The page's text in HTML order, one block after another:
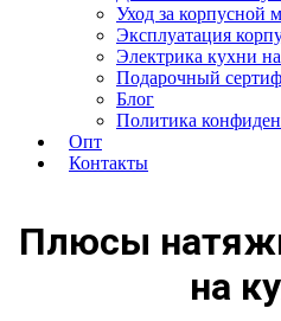
Уход за корпусной
Эксплуатация
Электрика кухни на
Подарочный
Блог
Политика
Опт
Контакты
Плюсы
на